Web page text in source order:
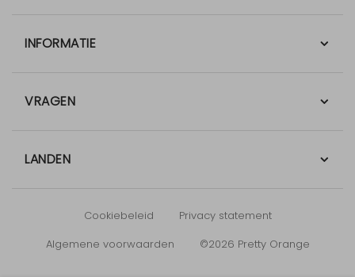
INFORMATIE
VRAGEN
LANDEN
Cookiebeleid
Privacy statement
Algemene voorwaarden
©2026 Pretty Orange